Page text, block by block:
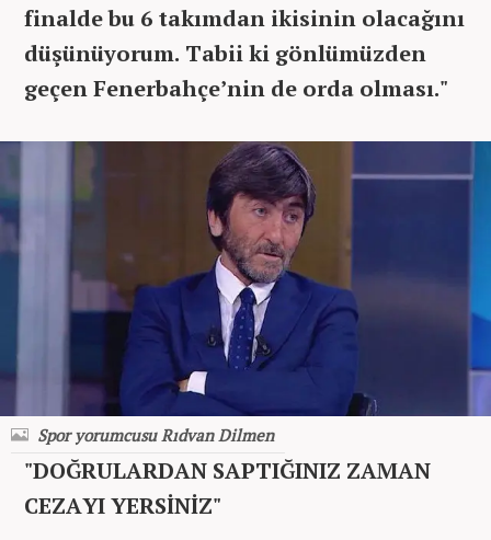
finalde bu 6 takımdan ikisinin olacağını
düşünüyorum. Tabii ki gönlümüzden
geçen Fenerbahçe’nin de orda olması."
Spor yorumcusu Rıdvan Dilmen
"DOĞRULARDAN SAPTIĞINIZ ZAMAN
CEZAYI YERSİNİZ"